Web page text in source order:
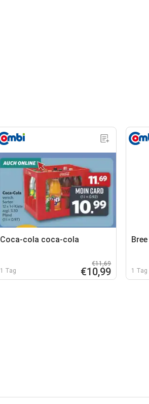
Coca-cola coca-cola
1 Tag
€11,69
€10,99 1 Tag